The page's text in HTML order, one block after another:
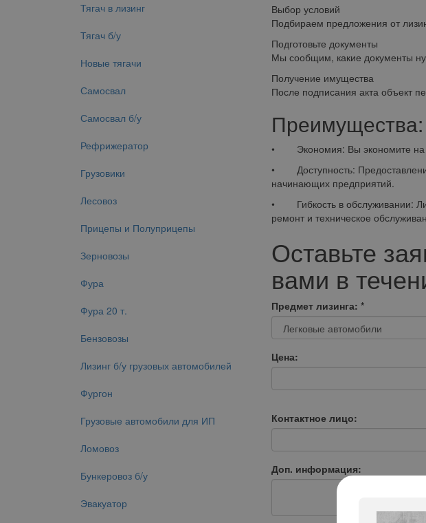
Тягач в лизинг
Тягач б/у
Новые тягачи
Самосвал
Самосвал б/у
Рефрижератор
Грузовики
Лесовоз
Прицепы и Полуприцепы
Зерновозы
Фура
Фура 20 т.
Бензовозы
Лизинг б/у грузовых автомобилей
Фургон
Грузовые автомобили для ИП
Ломовоз
Бункеровоз б/у
Эвакуатор
Выбор условий
Подбираем предложения от
Подготовьте документы
Мы сообщим, какие документы
Получение имущества
После подписания акта объект
Преимущества:
• Экономия: Вы экономите на
• Доступность: Предоставление
начинающих предприятий.
• Гибкость в обслуживании:
ремонт и техническое
Оставьте
вами в
Предмет лизинга: *
Цена:
Контактное лицо:
Доп. информация: